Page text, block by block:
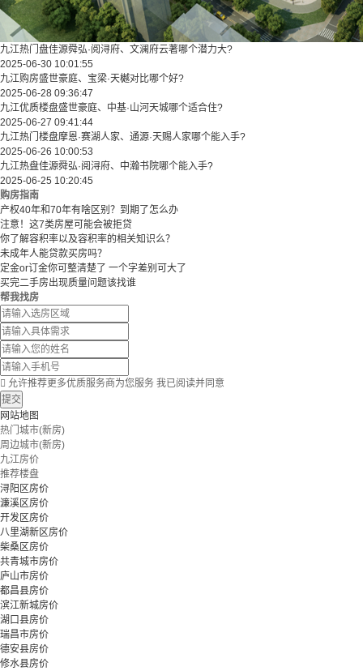
九江热门盘佳源舜弘·阅浔府、文澜府云著哪个潜力大?
2025-06-30 10:01:55
九江购房盛世豪庭、宝梁·天樾对比哪个好?
2025-06-28 09:36:47
九江优质楼盘盛世豪庭、中基·山河天城哪个适合住?
2025-06-27 09:41:44
九江热门楼盘摩恩·赛湖人家、通源·天赐人家哪个能入手?
2025-06-26 10:00:53
九江热盘佳源舜弘·阅浔府、中瀚书院哪个能入手?
2025-06-25 10:20:45
购房指南
产权40年和70年有啥区别？到期了怎么办
注意！这7类房屋可能会被拒贷
你了解容积率以及容积率的相关知识么？
未成年人能贷款买房吗？
定金or订金你可整清楚了 一个字差别可大了
买完二手房出现质量问题该找谁
帮我找房
 允许推荐更多优质服务商为您服务 我已阅读并同意
提交
网站地图
热门城市(新房)
周边城市(新房)
九江房价
推荐楼盘
浔阳区房价
濂溪区房价
开发区房价
八里湖新区房价
柴桑区房价
共青城市房价
庐山市房价
都昌县房价
滨江新城房价
湖口县房价
瑞昌市房价
德安县房价
修水县房价